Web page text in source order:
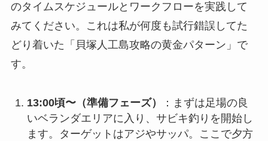
のタイムスケジュールとワークフローを実践して
みてください。これは私が何度も試行錯誤してた
どり着いた「貝塚人工島攻略の黄金パターン」で
す。
13:00頃〜（準備フェーズ）
：まずは足場の良
いベランダエリアに入り、サビキ釣りを開始し
ます。ターゲットはアジやサッパ。ここで夕方